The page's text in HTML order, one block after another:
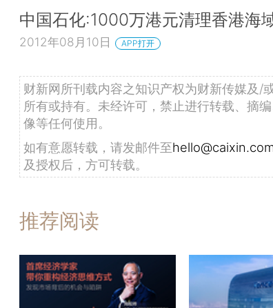
中国石化:1000万港元清理香港海
2012年08月10日 APP打开
财新网所刊载内容之知识产权为财新传媒及/
所有或持有。未经许可，禁止进行转载、摘
像等任何使用。
如有意愿转载，请发邮件至
及授权后，方可转载。
推荐阅读